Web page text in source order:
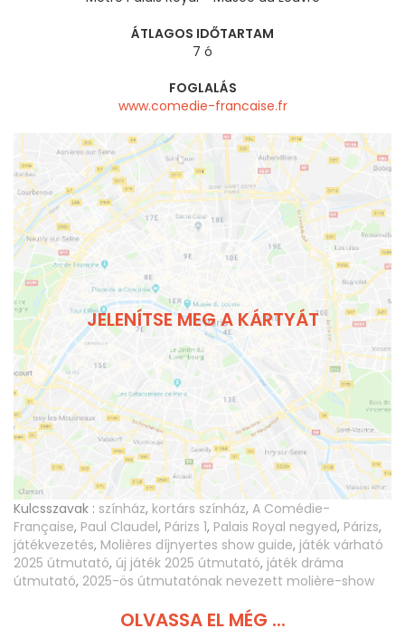
ÁTLAGOS IDŐTARTAM
7 ó
FOGLALÁS
www.comedie-francaise.fr
JELENÍTSE MEG A KÁRTYÁT
Kulcsszavak : színház, kortárs színház, A Comédie-
Française, Paul Claudel, Párizs 1, Palais Royal negyed, Párizs,
játékvezetés, Molières díjnyertes show guide, játék várható
2025 útmutató, új játék 2025 útmutató, játék dráma
útmutató, 2025-ös útmutatónak nevezett molière-show
OLVASSA EL MÉG ...